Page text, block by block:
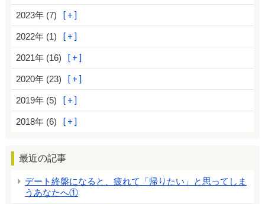
2023年 (7)
2022年 (1)
2021年 (16)
2020年 (23)
2019年 (5)
2018年 (6)
最近の記事
デート終盤になると、疲れて「帰りたい」と思ってしま
うあなたへ①